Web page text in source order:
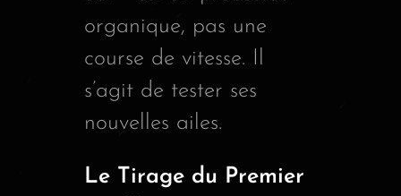
organique, pas une
course de vitesse. Il
s’agit de tester ses
nouvelles ailes.
Le Tirage du Premier